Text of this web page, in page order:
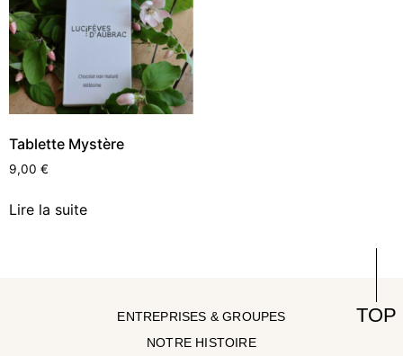
TOP
Tablette Mystère
9,00 €
Lire la suite
ENTREPRISES & GROUPES
NOTRE HISTOIRE